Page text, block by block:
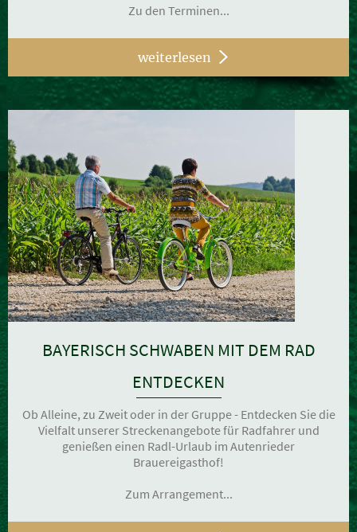
Zu den Terminen...
weiterlesen
BAYERISCH SCHWABEN MIT DEM RAD
ENTDECKEN
Ob Alleine, zu Zweit oder in der Gruppe - Entdecken Sie die
Vielfalt unserer Streckenangebote für Radfahrer und
genießen einen Radl-Urlaub im Autenrieder
Brauereigasthof!
Zum Arrangement...